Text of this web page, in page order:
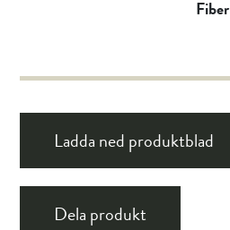
Fiber
Ladda ned produktblad
Dela produkt